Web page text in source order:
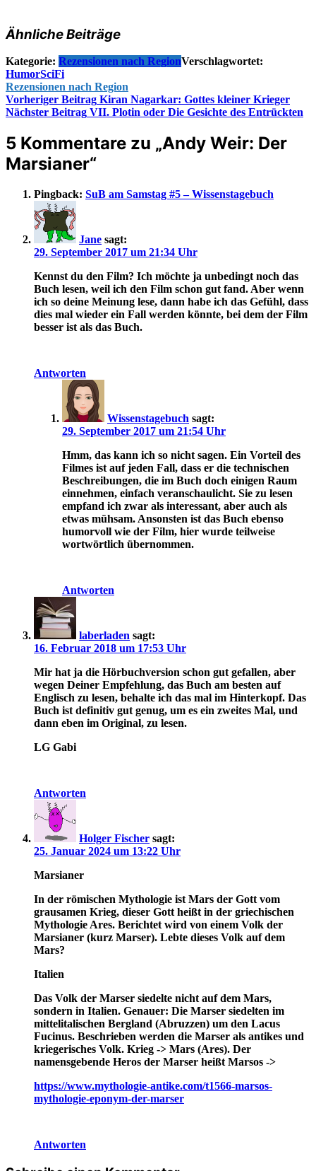
Ähnliche Beiträge
Kategorie: Rezensionen nach RegionVerschlagwortet:
HumorSciFi
Rezensionen nach Region
Beitragsnavigation
Vorheriger Beitrag Kiran Nagarkar: Gottes kleiner Krieger
Nächster Beitrag VII. Plotin oder Die Gesichte des Entrückten
5 Kommentare zu „Andy Weir: Der
Marsianer“
Pingback: SuB am Samstag #5 – Wissenstagebuch
Jane sagt:
29. September 2017 um 21:34 Uhr
Kennst du den Film? Ich möchte ja unbedingt noch das
Buch lesen, weil ich den Film schon gut fand. Aber wenn
ich so deine Meinung lese, dann habe ich das Gefühl, dass
dies mal wieder ein Fall werden könnte, bei dem der Film
besser ist als das Buch.
Antworten
Wissenstagebuch sagt:
29. September 2017 um 21:54 Uhr
Hmm, das kann ich so nicht sagen. Ein Vorteil des
Filmes ist auf jeden Fall, dass er die technischen
Beschreibungen, die im Buch doch einigen Raum
einnehmen, einfach veranschaulicht. Sie zu lesen
empfand ich zwar als interessant, aber auch als
etwas mühsam. Ansonsten ist das Buch ebenso
humorvoll wie der Film, hier wurde teilweise
wortwörtlich übernommen.
Antworten
laberladen sagt:
16. Februar 2018 um 17:53 Uhr
Mir hat ja die Hörbuchversion schon gut gefallen, aber
wegen Deiner Empfehlung, das Buch am besten auf
Englisch zu lesen, behalte ich das mal im Hinterkopf. Das
Buch ist definitiv gut genug, um es ein zweites Mal, und
dann eben im Original, zu lesen.
LG Gabi
Antworten
Holger Fischer sagt:
25. Januar 2024 um 13:22 Uhr
Marsianer
In der römischen Mythologie ist Mars der Gott vom
grausamen Krieg, dieser Gott heißt in der griechischen
Mythologie Ares. Berichtet wird von einem Volk der
Marsianer (kurz Marser). Lebte dieses Volk auf dem
Mars?
Italien
Das Volk der Marser siedelte nicht auf dem Mars,
sondern in Italien. Genauer: Die Marser siedelten im
mittelitalischen Bergland (Abruzzen) um den Lacus
Fucinus. Beschrieben werden die Marser als antikes und
kriegerisches Volk. Krieg -> Mars (Ares). Der
namensgebende Heros der Marser heißt Marsos ->
https://www.mythologie-antike.com/t1566-marsos-
mythologie-eponym-der-marser
Antworten